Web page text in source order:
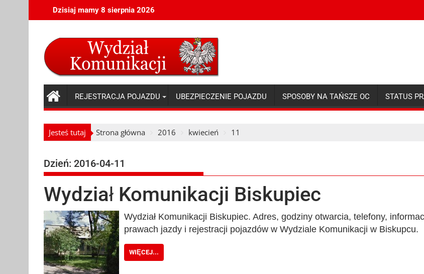
to
Dzisiaj mamy 8 sierpnia 2026
REJESTRACJA POJAZDU UBEZPIECZENIE POJAZDU SPOSOBY NA TAŃSZE OC STATUS
Jesteś tutaj Strona główna 2016 kwiecień 11
Dzień: 2016-04-11
Wydział Komunikacji Biskupiec
Wydział Komunikacji Biskupiec. Adres, godziny otwarcia, telefony,
prawach jazdy i rejestracji pojazdów w Wydziale Komunikacji w Biskupcu.
WIĘCEJ...